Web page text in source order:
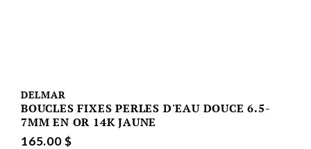
DELMAR
BOUCLES FIXES PERLES D'EAU DOUCE 6.5-
7MM EN OR 14K JAUNE
165.00 $